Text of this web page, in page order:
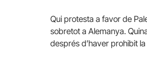
Qui protesta a favor de
sobretot a Alemanya.
després d’haver prohibit la